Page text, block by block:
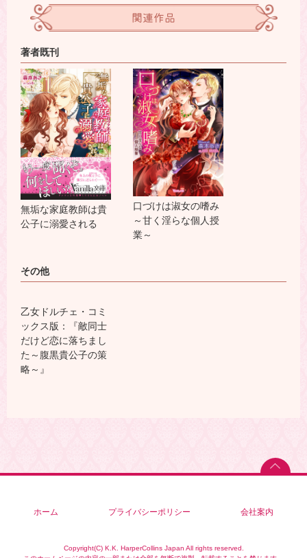
関連作品
著者既刊
無垢な家庭教師は貴
公子に溺愛される
口づけは淑女の嗜み
～甘く淫らな個人授
業～
その他
乙女ドルチェ・コミ
ックス版：『敵同士
だけど恋に落ちまし
た～腹黒貴公子の策
略～』
ホーム プライバシーポリシー 会社案内
Copyright(C) K.K. HarperCollins Japan All rights reserved.